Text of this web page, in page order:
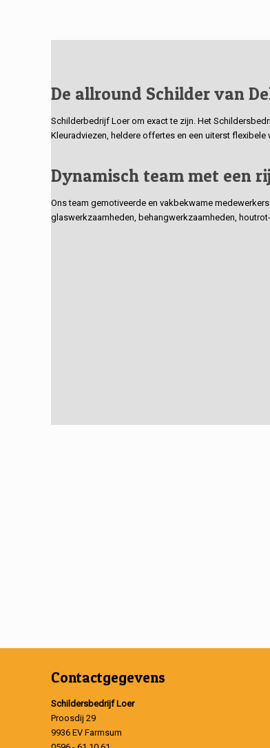
De allround Schilder van
Schilderbedrijf Loer om exact te zijn. Het
Kleuradviezen, heldere offertes en een uiterst
Dynamisch team met een
Ons team gemotiveerde en vakbekwame
glaswerkzaamheden, behangwerkzaamheden,
Contactgegevens
Schildersbedrijf Loer
Proosdij 29
9936 EV Farmsum